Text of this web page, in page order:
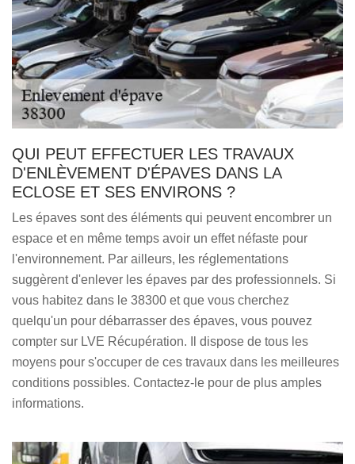
QUI PEUT EFFECTUER LES TRAVAUX
D'ENLÈVEMENT D'ÉPAVES DANS LA
ECLOSE ET SES ENVIRONS ?
Les épaves sont des éléments qui peuvent encombrer un
espace et en même temps avoir un effet néfaste pour
l'environnement. Par ailleurs, les réglementations
suggèrent d'enlever les épaves par des professionnels. Si
vous habitez dans le 38300 et que vous cherchez
quelqu'un pour débarrasser des épaves, vous pouvez
compter sur LVE Récupération. Il dispose de tous les
moyens pour s'occuper de ces travaux dans les meilleures
conditions possibles. Contactez-le pour de plus amples
informations.